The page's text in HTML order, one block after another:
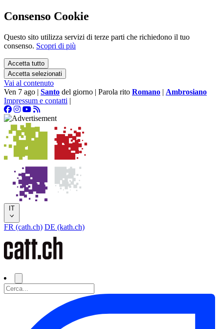
Consenso Cookie
Questo sito utilizza servizi di terze parti che richiedono il tuo
consenso. Scopri di più
Accetta tutto
Accetta selezionati
Vai al contenuto
Ven 7 ago | Santo del giorno | Parola rito Romano | Ambrosiano
Impressum e contatti |
IT
FR (cath.ch) DE (kath.ch)